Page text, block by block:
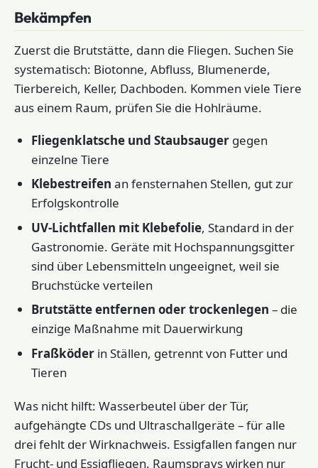
Bekämpfen
Zuerst die Brutstätte, dann die Fliegen. Suchen Sie
systematisch: Biotonne, Abfluss, Blumenerde,
Tierbereich, Keller, Dachboden. Kommen viele Tiere
aus einem Raum, prüfen Sie die Hohlräume.
Fliegenklatsche und Staubsaugergegen
einzelne Tiere
Klebestreifen an fensternahen Stellen, gut zur
Erfolgskontrolle
UV-Lichtfallen mit Klebefolie, Standard in der
Gastronomie. Geräte mit Hochspannungsgitter
sind über Lebensmitteln ungeeignet, weil sie
Bruchstücke verteilen
Brutstätte entfernen oder trockenlegen – die
einzige Maßnahme mit Dauerwirkung
Fraßköderin Ställen, getrennt von Futter und
Tieren
Was nicht hilft: Wasserbeutel über der Tür,
aufgehängte CDs und Ultraschallgeräte – für alle
drei fehlt der Wirknachweis. Essigfallen fangen nur
Frucht- und Essigfliegen. Raumsprays wirken nur